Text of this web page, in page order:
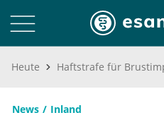
Heute Haftstrafe für
News Inland